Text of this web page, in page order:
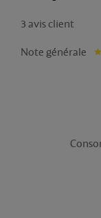
3 avis client
Note générale